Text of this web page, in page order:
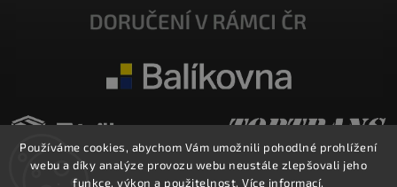
Používáme cookies, abychom Vám umožnili pohodlné prohlížení
webu a díky analýze provozu webu neustále zlepšovali jeho
funkce, výkon a použitelnost.Více informací.